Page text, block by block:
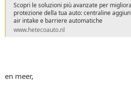
Scopri le soluzioni più avanzate per
protezione della tua auto: centraline
air intake e barriere automatiche
www.hetecoauto.nl
en meer,